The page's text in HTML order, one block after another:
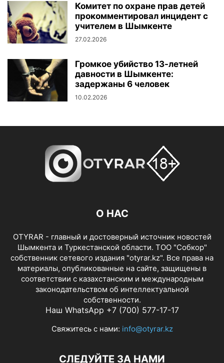
Комитет по охране прав детей
прокомментировал инцидент с
учителем в Шымкенте
27.02.2026
Громкое убийство 13-летней
давности в Шымкенте:
задержаны 6 человек
10.02.2026
О НАС
OTYRAR - главный и достоверный источник новостей
Шымкента и Туркестанской области. ТОО "Собкор"
собственник сетевого издания "otyrar.kz". Все права на
материалы, опубликованные на сайте, защищены в
соответствии с казахстанским и международным
законодательством об интеллектуальной
собственности.
Наш WhatsApp +7 (700) 577-17-17
Свяжитесь с нами: info@otyrar.kz
СЛЕДУЙТЕ ЗА НАМИ